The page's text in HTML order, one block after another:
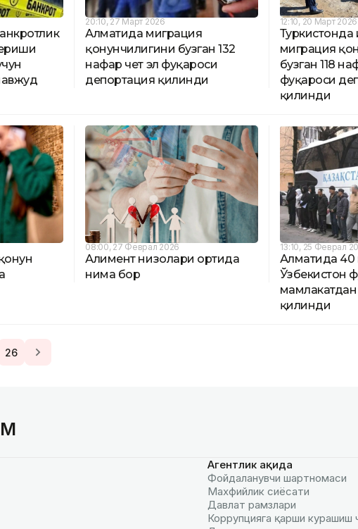
20:10, 27 Март 2026
Алматида миграция
қонунчилигини бузган 132
нафар чет эл фуқароси
депортация қилинди
12:10, 20 Март 2026
Туркистонда
миграция
бузган 118
фуқароси
қилинди
08:00, 27 Феврал 2026
Алимент низолари ортида
нима бор
13:10, 25 Феврал
Алматида 40
Ўзбекистон
қилинди
26
Агентлик ҳақида
Фойдаланувчи шартномаси
Махфийлик сиёсати
Давлат рамзлари
Коррупцияга қарши курашиш